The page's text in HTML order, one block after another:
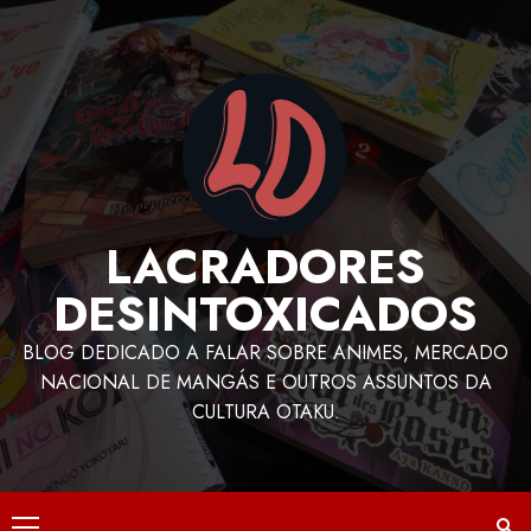
LACRADORES
DESINTOXICADOS
BLOG DEDICADO A FALAR SOBRE ANIMES, MERCADO
NACIONAL DE MANGÁS E OUTROS ASSUNTOS DA
CULTURA OTAKU.